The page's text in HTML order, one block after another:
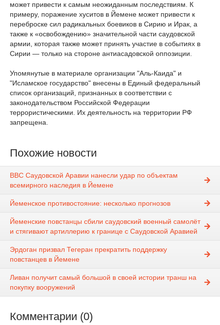
может привести к самым неожиданным последствиям. К
примеру, поражение хуситов в Йемене может привести к
переброске сил радикальных боевиков в Сирию и Ирак, а
также к «освобождению» значительной части саудовской
армии, которая также может принять участие в событиях в
Сирии — только на стороне антиасадовской оппозиции.
Упомянутые в материале организации "Аль-Каида" и
"Исламское государство" внесены в Единый федеральный
список организаций, признанных в соответствии с
законодательством Российской Федерации
террористическими. Их деятельность на территории РФ
запрещена.
Похожие новости
ВВС Саудовской Аравии нанесли удар по объектам
всемирного наследия в Йемене
Йеменское противостояние: несколько прогнозов
Йеменские повстанцы сбили саудовский военный самолёт
и стягивают артиллерию к границе с Саудовской Аравией
Эрдоган призвал Тегеран прекратить поддержку
повстанцев в Йемене
Ливан получит самый большой в своей истории транш на
покупку вооружений
Комментарии (0)